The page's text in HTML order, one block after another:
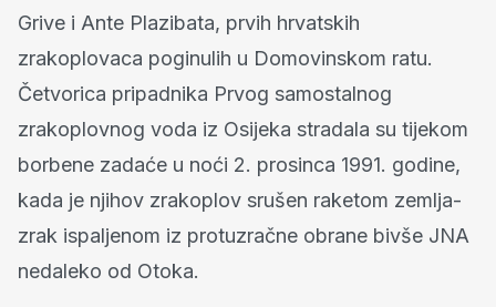
Grive i Ante Plazibata, prvih hrvatskih
zrakoplovaca poginulih u Domovinskom ratu.
Četvorica pripadnika Prvog samostalnog
zrakoplovnog voda iz Osijeka stradala su tijekom
borbene zadaće u noći 2. prosinca 1991. godine,
kada je njihov zrakoplov srušen raketom zemlja-
zrak ispaljenom iz protuzračne obrane bivše JNA
nedaleko od Otoka.